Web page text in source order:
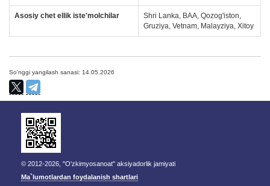
Asosiy chet ellik iste'molchilar
Shri Lanka, BAA, Qozog'iston,
Gruziya, Vetnam, Malayziya, Xitoy
So'nggi yangilash sanasi: 14.05.2026
© 2012-2026, "O'zkimyosanoat" aksiyadorlik jamiyati
Ma`lumotlardan foydalanish shartlari